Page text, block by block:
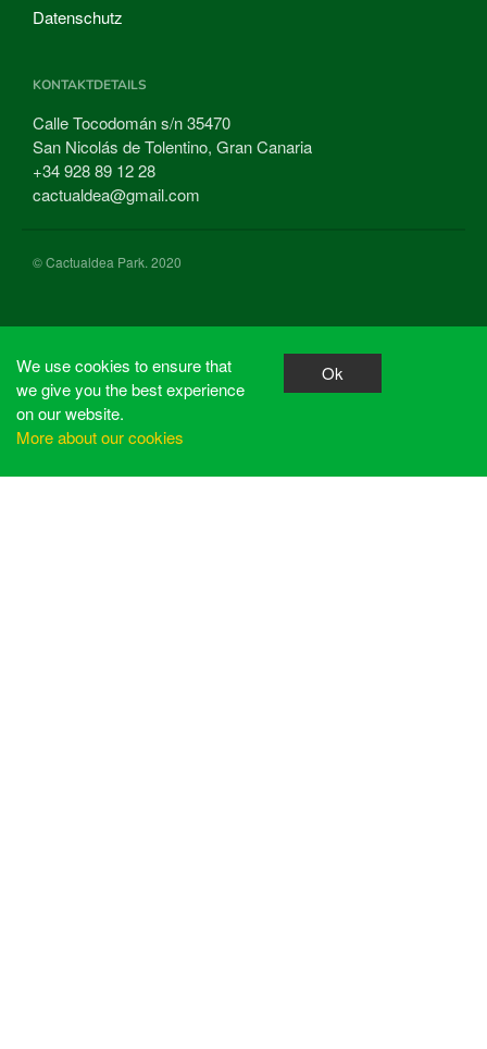
Datenschutz
KONTAKTDETAILS
Calle Tocodomán s/n 35470
San Nicolás de Tolentino, Gran Canaria
+34 928 89 12 28
cactualdea@gmail.com
© Cactualdea Park. 2020
We use cookies to ensure that
we give you the best experience
on our website.
More about our cookies
Ok